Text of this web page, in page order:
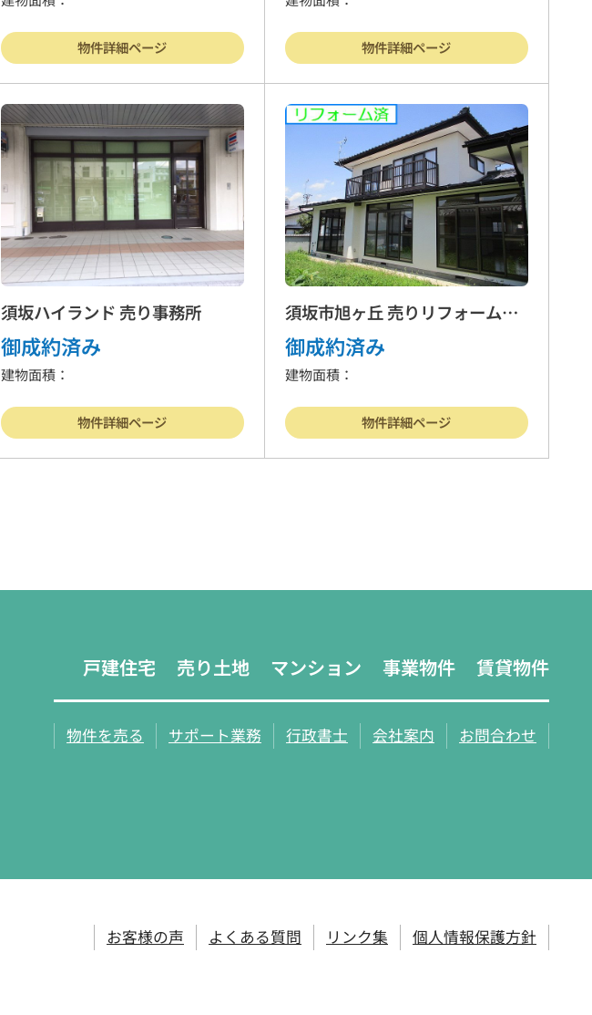
物件詳細ページ 物件詳細ページ
須坂ハイランド 売り事務所
御成約済み
建物面積：
物件詳細ページ
須坂市旭ヶ丘 売りリフォーム中
古住宅
御成約済み
建物面積：
物件詳細ページ
戸建住宅 売り土地 マンション 事業物件 賃貸物件
物件を売る サポート業務 行政書士 会社案内 お問合わせ
お客様の声 よくある質問 リンク集 個人情報保護方針